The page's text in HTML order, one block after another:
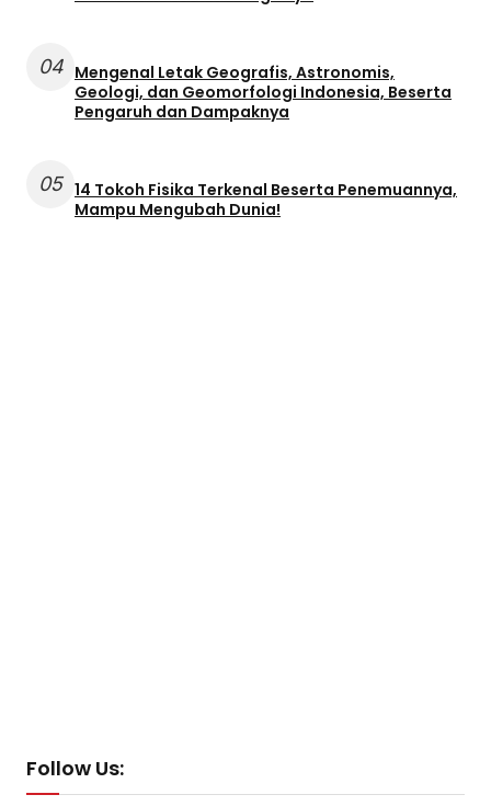
04 Mengenal Letak Geografis, Astronomis,
Geologi, dan Geomorfologi Indonesia, Beserta
Pengaruh dan Dampaknya
05 14 Tokoh Fisika Terkenal Beserta Penemuannya,
Mampu Mengubah Dunia!
Follow Us: